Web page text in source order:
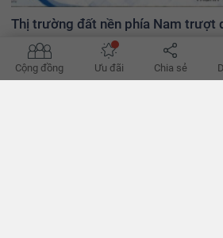
Thị trường đất nền phía Nam trượt
Tiếp đà ảm đạm từ giữa năm 2022, thị
năm nay trượt dài trong tình trạng thanh
sâu. - VnExpress
Cộng đồng Ưu đãi Chia sẻ